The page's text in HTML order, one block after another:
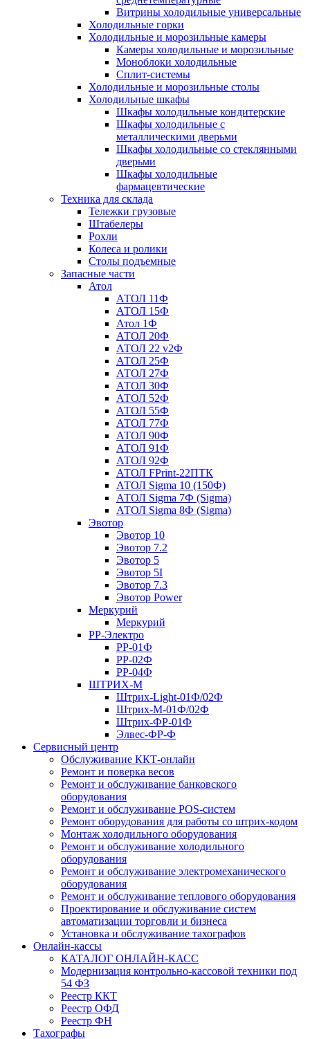
Витрины холодильные универсальные
Холодильные горки
Холодильные и морозильные камеры
Камеры холодильные и морозильные
Моноблоки холодильные
Сплит-системы
Холодильные и морозильные столы
Холодильные шкафы
Шкафы холодильные кондитерские
Шкафы холодильные с
металлическими дверьми
Шкафы холодильные со стеклянными
дверьми
Шкафы холодильные
фармацевтические
Техника для склада
Тележки грузовые
Штабелеры
Рохли
Колеса и ролики
Столы подъемные
Запасные части
Атол
АТОЛ 11Ф
АТОЛ 15Ф
Атол 1Ф
АТОЛ 20Ф
АТОЛ 22 v2Ф
АТОЛ 25Ф
АТОЛ 27Ф
АТОЛ 30Ф
АТОЛ 52Ф
АТОЛ 55Ф
АТОЛ 77Ф
АТОЛ 90Ф
АТОЛ 91Ф
АТОЛ 92Ф
АТОЛ FPrint-22ПТК
АТОЛ Sigma 10 (150Ф)
АТОЛ Sigma 7Ф (Sigma)
АТОЛ Sigma 8Ф (Sigma)
Эвотор
Эвотор 10
Эвотор 7.2
Эвотор 5
Эвотор 5I
Эвотор 7.3
Эвотор Power
Меркурий
Меркурий
РР-Электро
РР-01Ф
РР-02Ф
РР-04Ф
ШТРИХ-М
Штрих-Light-01Ф/02Ф
Штрих-М-01Ф/02Ф
Штрих-ФР-01Ф
Элвес-ФР-Ф
Сервисный центр
Обслуживание ККТ-онлайн
Ремонт и поверка весов
Ремонт и обслуживание банковского
оборудования
Ремонт и обслуживание POS-систем
Ремонт оборудования для работы со штрих-кодом
Монтаж холодильного оборудования
Ремонт и обслуживание холодильного
оборудования
Ремонт и обслуживание электромеханического
оборудования
Ремонт и обслуживание теплового оборудования
Проектирование и обслуживание систем
автоматизации торговли и бизнеса
Установка и обслуживание тахографов
Онлайн-кассы
КАТАЛОГ ОНЛАЙН-КАСС
Модернизация контрольно-кассовой техники под
54 ФЗ
Реестр ККТ
Реестр ОФД
Реестр ФН
Тахографы